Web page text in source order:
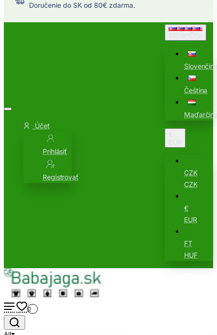
Doručenie do SK od 80€ zdarma.
Účet
Prihlásiť
Registrovať
Čeština
CZK
CZK
€
EUR
FT
HUF
0